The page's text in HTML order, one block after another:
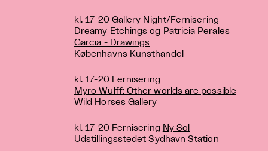
kl. 17-20 Gallery Night/Fernisering
Dreamy Etchings og Patricia Perales
Garcia - Drawings
Københavns Kunsthandel
kl. 17-20 Fernisering
Myro Wulff: Other worlds are possible
Wild Horses Gallery
kl. 17-20 Fernisering Ny Sol
Udstillingsstedet Sydhavn Station